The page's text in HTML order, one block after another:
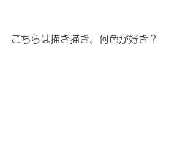
こちらは描き描き。何色が好き？